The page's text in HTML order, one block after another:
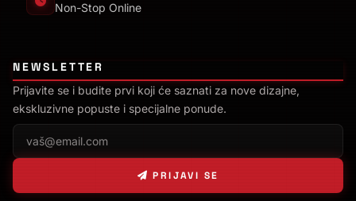
Non-Stop Online
NEWSLETTER
Prijavite se i budite prvi koji će saznati za nove dizajne,
ekskluzivne popuste i specijalne ponude.
PRIJAVI SE